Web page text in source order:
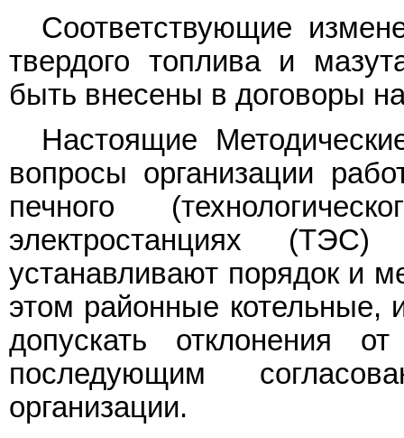
Соответствующие
твердого топлива и
быть внесены в договоры
Настоящие
вопросы организации
печного
электростанциях
устанавливают порядок и
этом районные котельные,
допускать отклонения
последующим
организации.